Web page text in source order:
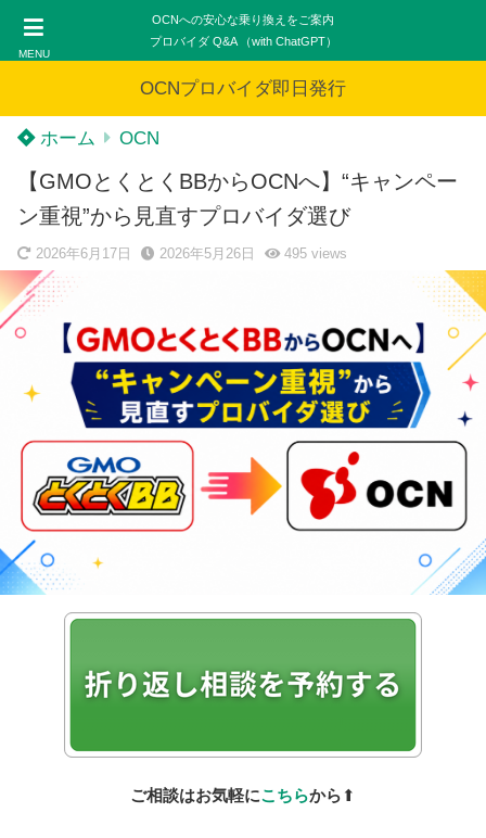
MENU
OCNへの安心な乗り換えをご案内
プロバイダ Q&A （with ChatGPT）
OCNプロバイダ即日発行
ホーム OCN
【GMOとくとくBBからOCNへ】“キャンペー
ン重視”から見直すプロバイダ選び
2026年6月17日 2026年5月26日 495views
ご相談はお気軽にこちらから ⬆